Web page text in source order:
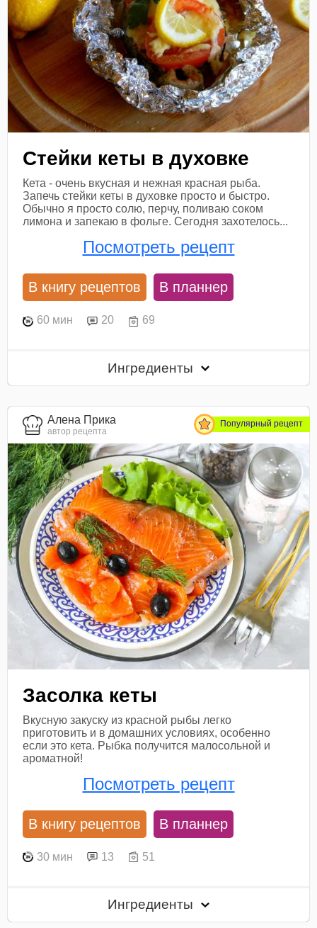
Стейки кеты в духовке
Кета - очень вкусная и нежная красная рыба.
Запечь стейки кеты в духовке просто и быстро.
Обычно я просто солю, перчу, поливаю соком
лимона и запекаю в фольге. Сегодня захотелось...
Посмотреть рецепт
В книгу рецептов В планнер
60 мин 20 69
Ингредиенты
Алена Прика
автор рецепта
Популярный рецепт
Засолка кеты
Вкусную закуску из красной рыбы легко
приготовить и в домашних условиях, особенно
если это кета. Рыбка получится малосольной и
ароматной!
Посмотреть рецепт
В книгу рецептов В планнер
30 мин 13 51
Ингредиенты